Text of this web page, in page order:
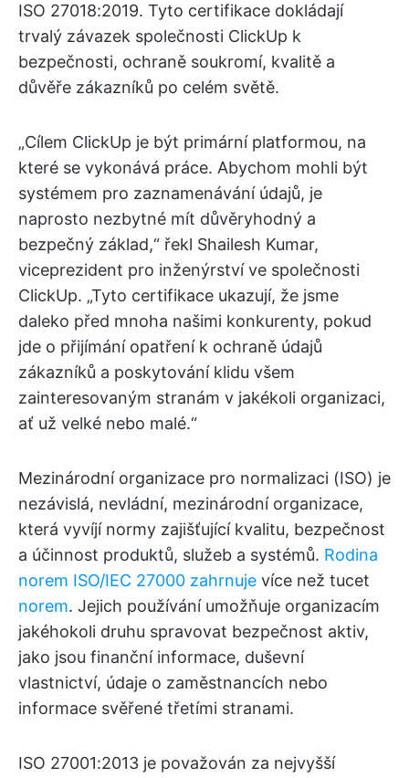
ISO 27018:2019. Tyto certifikace dokládají
trvalý závazek společnosti ClickUp k
bezpečnosti, ochraně soukromí, kvalitě a
důvěře zákazníků po celém světě.
„Cílem ClickUp je být primární platformou, na
které se vykonává práce. Abychom mohli být
systémem pro zaznamenávání údajů, je
naprosto nezbytné mít důvěryhodný a
bezpečný základ,“ řekl Shailesh Kumar,
viceprezident pro inženýrství ve společnosti
ClickUp. „Tyto certifikace ukazují, že jsme
daleko před mnoha našimi konkurenty, pokud
jde o přijímání opatření k ochraně údajů
zákazníků a poskytování klidu všem
zainteresovaným stranám v jakékoli organizaci,
ať už velké nebo malé.“
Mezinárodní organizace pro normalizaci (ISO) je
nezávislá, nevládní, mezinárodní organizace,
která vyvíjí normy zajišťující kvalitu, bezpečnost
a účinnost produktů, služeb a systémů. Rodina
norem ISO/IEC 27000 zahrnuje více než tucet
norem. Jejich používání umožňuje organizacím
jakéhokoli druhu spravovat bezpečnost aktiv,
jako jsou finanční informace, duševní
vlastnictví, údaje o zaměstnancích nebo
informace svěřené třetími stranami.
ISO 27001:2013 je považován za nejvyšší